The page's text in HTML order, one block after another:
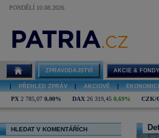
PONDĚLÍ 10.08.2026
ZPRAVODAJSTVÍ AKCIE & FONDY
PŘEHLED ZPRÁV AKCIOVÉ
PX 2 785,07 0,00% DAX 26 319,45 0,69% CZK/€
HLEDAT V KOMENTÁŘÍCH